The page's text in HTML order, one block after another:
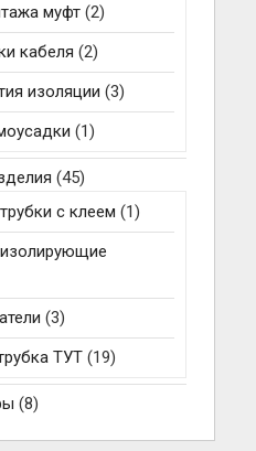
муфт (2)
кабеля (2)
изоляции (3)
(1)
(45)
с клеем (1)
(3)
ТУТ (19)
(8)